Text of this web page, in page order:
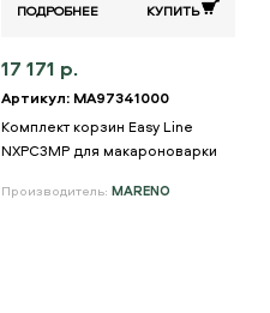
ПОДРОБНЕЕ КУПИТЬ
17 171 р.
Артикул: MA97341000
Комплект корзин Easy Line
NXPC3MP для макароноварки
Производитель: MARENO